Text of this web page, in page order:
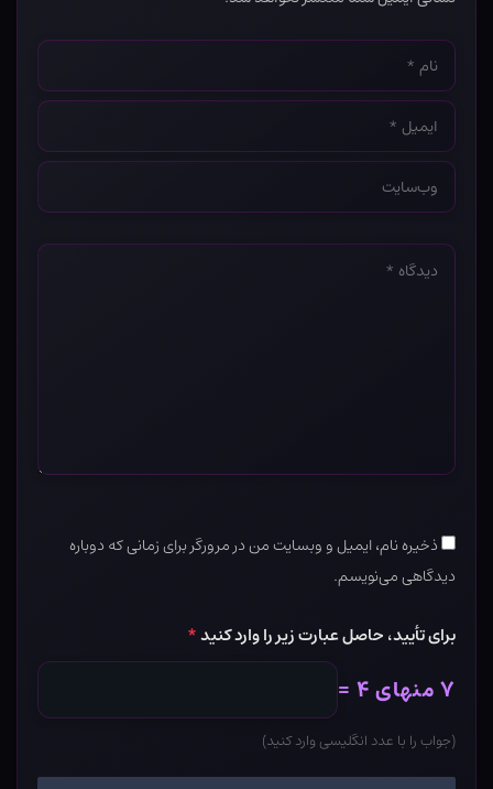
نام
*
ایمیل
*
وب‌سایت
*
دیدگاه
ذخیره نام، ایمیل و وبسایت من در مرورگر برای زمانی که دوباره
دیدگاهی می‌نویسم.
برای تأیید، حاصل عبارت زیر را وارد کنید*
۷ منهای ۴ =
(جواب را با عدد انگلیسی وارد کنید)